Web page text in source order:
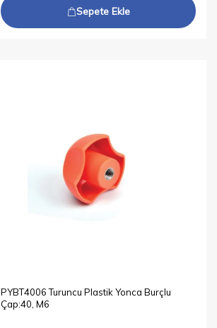
Sepete Ekle
PYBT4006 Turuncu Plastik Yonca Burçlu
Çap:40, M6